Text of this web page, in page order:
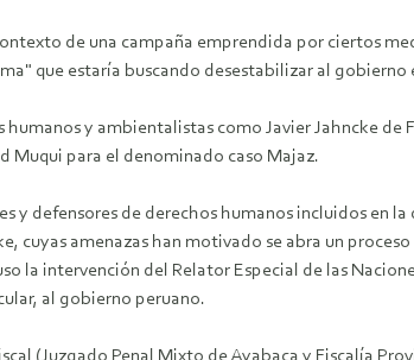
de una campaña emprendida por ciertos
que estaría buscando desestabilizar al gobierno
y ambientalistas como Javier Jahncke de
Muqui para el denominado caso Majaz.
y defensores de derechos humanos incluidos en
cuyas amenazas han motivado se abra un
la intervención del Relator Especial de las
al gobierno peruano.